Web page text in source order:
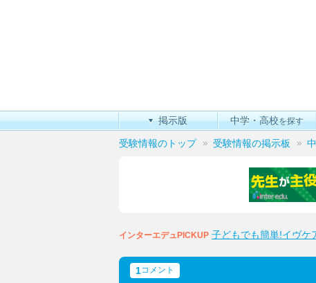
掲示版 中学・高校を探す
受験情報のトップ 受験情報の掲示板
インターエデュPICKUP 子どもでも簡単!イヴケ
1コメント